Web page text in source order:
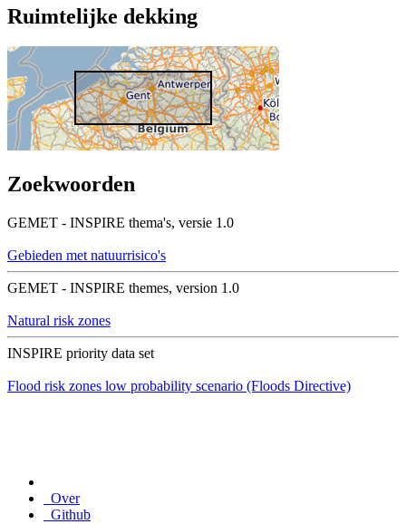
Ruimtelijke dekking
Zoekwoorden
GEMET - INSPIRE thema's, versie 1.0
Gebieden met natuurrisico's
GEMET - INSPIRE themes, version 1.0
Natural risk zones
INSPIRE priority data set
Flood risk zones low probability scenario (Floods Directive)
Over
Github